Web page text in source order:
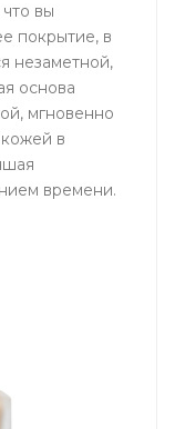
вы
покрытие, в
незаметной,
основа
мгновенно
в
времени.